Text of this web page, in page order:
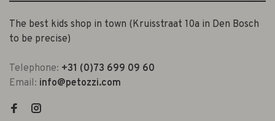
The best kids shop in town (Kruisstraat 10a in Den Bosch
to be precise)
Telephone: +31 (0)73 699 09 60
Email: info@petozzi.com